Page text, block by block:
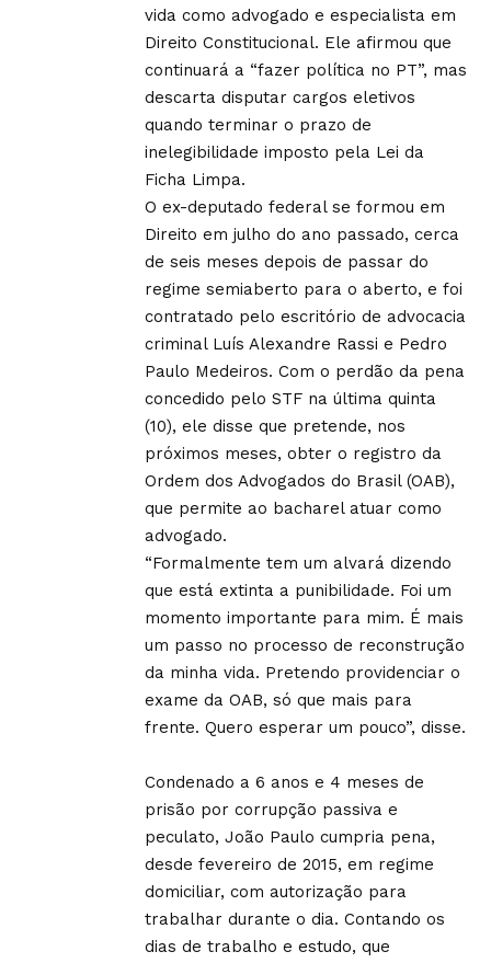
vida como advogado e especialista em
Direito Constitucional. Ele afirmou que
continuará a “fazer política no PT”, mas
descarta disputar cargos eletivos
quando terminar o prazo de
inelegibilidade imposto pela Lei da
Ficha Limpa.
O ex-deputado federal se formou em
Direito em julho do ano passado, cerca
de seis meses depois de passar do
regime semiaberto para o aberto, e foi
contratado pelo escritório de advocacia
criminal Luís Alexandre Rassi e Pedro
Paulo Medeiros. Com o perdão da pena
concedido pelo STF na última quinta
(10), ele disse que pretende, nos
próximos meses, obter o registro da
Ordem dos Advogados do Brasil (OAB),
que permite ao bacharel atuar como
advogado.
“Formalmente tem um alvará dizendo
que está extinta a punibilidade. Foi um
momento importante para mim. É mais
um passo no processo de reconstrução
da minha vida. Pretendo providenciar o
exame da OAB, só que mais para
frente. Quero esperar um pouco”, disse.
Condenado a 6 anos e 4 meses de
prisão por corrupção passiva e
peculato, João Paulo cumpria pena,
desde fevereiro de 2015, em regime
domiciliar, com autorização para
trabalhar durante o dia. Contando os
dias de trabalho e estudo, que